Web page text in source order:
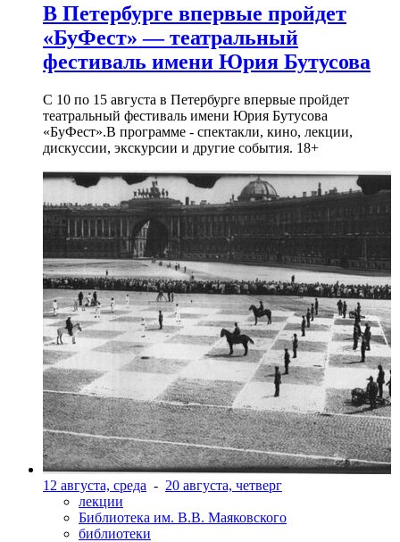
В Петербурге впервые пройдет
«БуФест» — театральный
фестиваль имени Юрия Бутусова
С 10 по 15 августа в Петербурге впервые пройдет
театральный фестиваль имени Юрия Бутусова
«БуФест».В программе - спектакли, кино, лекции,
дискуссии, экскурсии и другие события. 18+
12 августа, среда - 20 августа, четверг
лекции
Библиотека им. В.В. Маяковского
библиотеки